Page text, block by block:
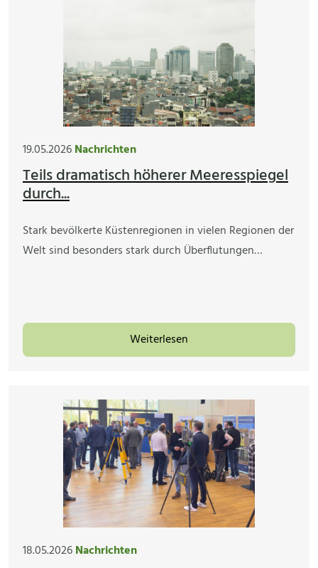
19.05.2026Nachrichten
Teils dramatisch höherer Meeresspiegel
durch...
Stark bevölkerte Küstenregionen in vielen Regionen der
Welt sind besonders stark durch Überflutungen…
Weiterlesen
18.05.2026Nachrichten